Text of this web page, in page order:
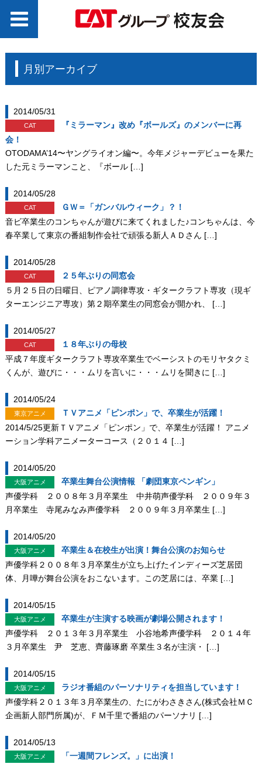
月別アーカイブ
2014/05/31
CAT
『ミラーマン』改め『ボールズ』のメンバーに再
会！
OTODAMA’14〜ヤングライオン編〜。今年メジャーデビューを果た
した元ミラーマンこと、『ボール […]
2014/05/28
CAT
ＧＷ＝「ガンバルウィーク」？！
音ビ卒業生のコンちゃんが遊びに来てくれました♪コンちゃんは、今
春卒業して東京の番組制作会社で頑張る新人ＡＤさん […]
2014/05/28
CAT
２５年ぶりの同窓会
５月２５日の日曜日、ピアノ調律専攻・ギタークラフト専攻（現ギ
ターエンジニア専攻）第２期卒業生の同窓会が開かれ、 […]
2014/05/27
CAT
１８年ぶりの母校
平成７年度ギタークラフト専攻卒業生でベーシストのモリヤタクミ
くんが、遊びに・・・ムリを言いに・・・ムリを聞きに […]
2014/05/24
東京アニメ
ＴＶアニメ「ピンポン」で、卒業生が活躍！
2014/5/25更新ＴＶアニメ「ピンポン」で、卒業生が活躍！ アニメ
ーション学科アニメーターコース（２０１４ […]
2014/05/20
大阪アニメ
卒業生舞台公演情報 「劇団東京ペンギン」
声優学科 ２００８年３月卒業生 中井萌声優学科 ２００９年３
月卒業生 寺尾みなみ声優学科 ２００９年３月卒業生 […]
2014/05/20
大阪アニメ
卒業生＆在校生が出演！舞台公演のお知らせ
声優学科２００８年３月卒業生が立ち上げたインディーズ芝居団
体、月嘩が舞台公演をおこないます。この芝居には、卒業 […]
2014/05/15
大阪アニメ
卒業生が主演する映画が劇場公開されます！
声優学科 ２０１３年３月卒業生 小谷地希声優学科 ２０１４年
３月卒業生 尹 芝恵、齊藤琢磨 卒業生３名が主演・ […]
2014/05/15
大阪アニメ
ラジオ番組のパーソナリティを担当しています！
声優学科２０１３年３月卒業生の、たにがわさきさん(株式会社ＭＣ
企画新人部門所属)が、ＦＭ千里で番組のパーソナリ […]
2014/05/13
大阪アニメ
「一週間フレンズ。」に出演！